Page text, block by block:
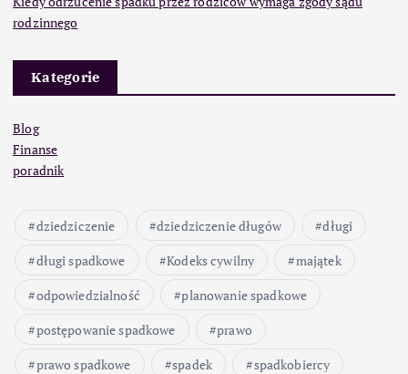
rodzinnego
Kategorie
Blog
Finanse
poradnik
dziedziczenie dziedziczenie długów
długi
długi spadkowe
Kodeks cywilny
majątek
odpowiedzialność
planowanie spadkowe
postępowanie spadkowe
prawo
prawo spadkowe
spadek
spadkobiercy